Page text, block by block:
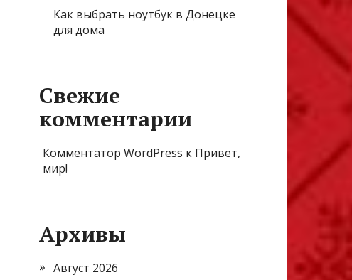
Как выбрать ноутбук в Донецке
для дома
Свежие
комментарии
Комментатор WordPress к Привет,
мир!
Архивы
Август 2026